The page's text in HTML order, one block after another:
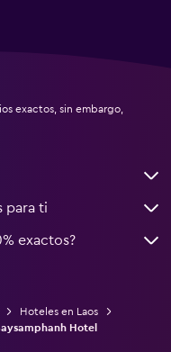
exactos, sin embargo,
para ti
exactos?
Hoteles en Laos
Hotel